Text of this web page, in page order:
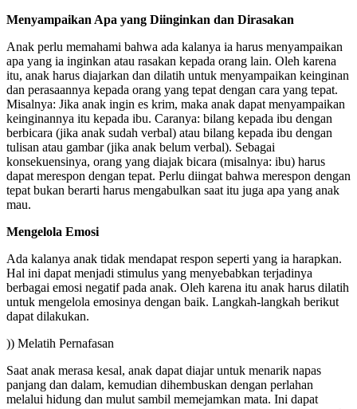
Menyampaikan Apa yang Diinginkan dan Dirasakan
Anak perlu memahami bahwa ada kalanya ia harus menyampaikan
apa yang ia inginkan atau rasakan kepada orang lain. Oleh karena
itu, anak harus diajarkan dan dilatih untuk menyampaikan keinginan
dan perasaannya kepada orang yang tepat dengan cara yang tepat.
Misalnya: Jika anak ingin es krim, maka anak dapat menyampaikan
keinginannya itu kepada ibu. Caranya: bilang kepada ibu dengan
berbicara (jika anak sudah verbal) atau bilang kepada ibu dengan
tulisan atau gambar (jika anak belum verbal). Sebagai
konsekuensinya, orang yang diajak bicara (misalnya: ibu) harus
dapat merespon dengan tepat. Perlu diingat bahwa merespon dengan
tepat bukan berarti harus mengabulkan saat itu juga apa yang anak
mau.
Mengelola Emosi
Ada kalanya anak tidak mendapat respon seperti yang ia harapkan.
Hal ini dapat menjadi stimulus yang menyebabkan terjadinya
berbagai emosi negatif pada anak. Oleh karena itu anak harus dilatih
untuk mengelola emosinya dengan baik. Langkah-langkah berikut
dapat dilakukan.
)) Melatih Pernafasan
Saat anak merasa kesal, anak dapat diajar untuk menarik napas
panjang dan dalam, kemudian dihembuskan dengan perlahan
melalui hidung dan mulut sambil memejamkan mata. Ini dapat